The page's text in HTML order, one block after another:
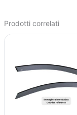
Prodotti correlati
ERA:
€73,81.